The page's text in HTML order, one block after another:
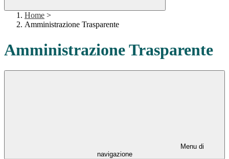
Home >
Amministrazione Trasparente
Amministrazione Trasparente
Menu di
navigazione